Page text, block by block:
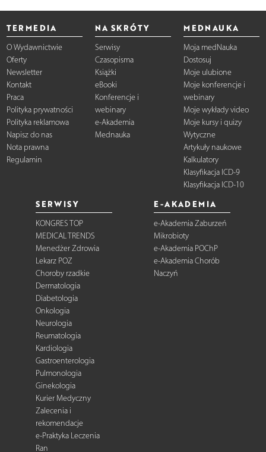
TERMEDIA
O Wydawnictwie
Oferty
Newsletter
Kontakt
Praca
Polityka prywatności
Polityka reklamowa
Napisz do nas
Nota prawna
Regulamin
NA SKRÓTY
Serwisy
Czasopisma
Książki
eBooki
Konferencje i
webinary
e-Akademia
Mednauka
MEDNAUKA
Moja medNauka
Dostosuj
Moje ulubione
Moje konferencje i
webinary
Moje wykłady video
Moje kursy i quizy
Wytyczne
Artykuły naukowe
Kalkulatory
Klasyfikacja ICD-9
Klasyfikacja ICD-10
SERWISY
KONGRES TOP
MEDICAL TRENDS
Menedżer Zdrowia
Lekarz POZ
Choroby rzadkie
Dermatologia
Diabetologia
Onkologia
Neurologia
Reumatologia
Kardiologia
Gastroenterologia
Pulmonologia
Ginekologia
Kurier Medyczny
Zalecenia i
rekomendacje
e-Praktyka Leczenia
Ran
E-AKADEMIA
e-Akademia Zaburzeń
Mikrobioty
e-Akademia POChP
e-Akademia Chorób
Naczyń